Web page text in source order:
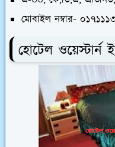
মোবাইল নম্বার-
হোটেল ওয়েস্টার্ন